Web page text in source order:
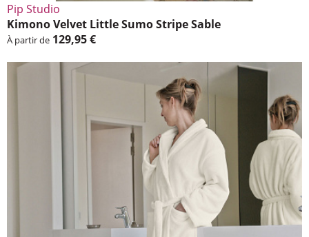
Pip Studio
Kimono Velvet Little Sumo Stripe Sable
À partir de 129,95 €